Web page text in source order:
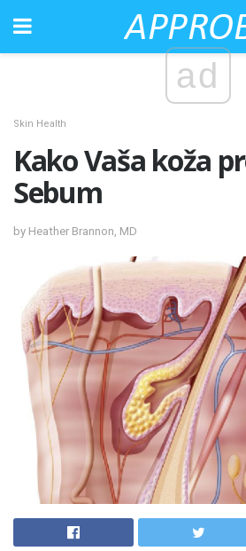
ad
Skin Health
Kako Vaša koža
Sebum
by Heather Brannon, MD